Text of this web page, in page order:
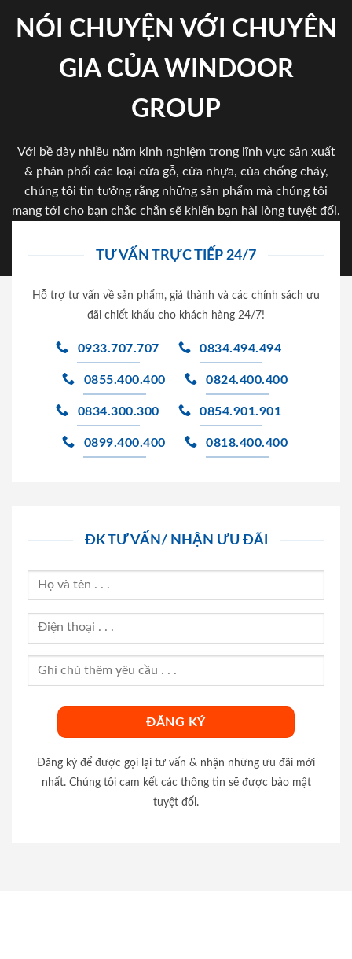
NÓI CHUYỆN VỚI CHUYÊN
GIA CỦA WINDOOR
GROUP
Với bề dày nhiều năm kinh nghiệm trong lĩnh vực sản xuất
& phân phối các loại cửa gỗ, cửa nhựa, của chống cháy,
chúng tôi tin tưởng rằng những sản phẩm mà chúng tôi
mang tới cho bạn chắc chắn sẽ khiến bạn hài lòng tuyệt đối.
TƯ VẤN TRỰC TIẾP 24/7
Hỗ trợ tư vấn về sản phẩm, giá thành và các chính sách ưu
đãi chiết khấu cho khách hàng 24/7!
0933.707.707 0834.494.494
0855.400.400 0824.400.400
0834.300.300 0854.901.901
0899.400.400 0818.400.400
ĐK TƯ VẤN/ NHẬN ƯU ĐÃI
Đăng ký để được gọi lại tư vấn & nhận những ưu đãi mới
nhất. Chúng tôi cam kết các thông tin sẽ được bảo mật
tuyệt đối.